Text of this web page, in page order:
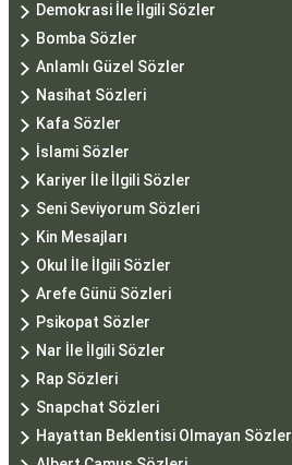
Demokrasi İle İlgili Sözler
Bomba Sözler
Anlamlı Güzel Sözler
Nasihat Sözleri
Kafa Sözler
İslami Sözler
Kariyer İle İlgili Sözler
Seni Seviyorum Sözleri
Kin Mesajları
Okul İle İlgili Sözler
Arefe Günü Sözleri
Psikopat Sözler
Nar İle İlgili Sözler
Rap Sözleri
Snapchat Sözleri
Hayattan Beklentisi Olmayan Sözler